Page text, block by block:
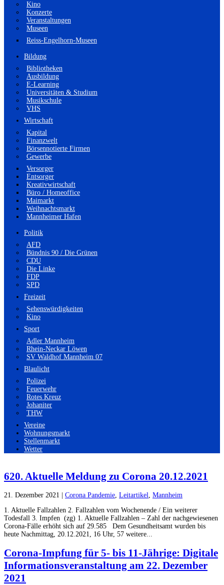
Kino
Konzerte
Veranstaltungen
Museen
Reiss-Engelhorn-Museen
Bildung
Bibliotheken
Ausbildung
E-Learning
Universitäten & Studium
Musikschule
VHS
Wirtschaft
Kapital
Finanzwelt
Börsennotierte Firmen
Gewerbe
Versorger
Entsorger
Kreativwirtschaft
Büro / Homeoffice
Maimarkt
Weihnachtsmarkt
Mannheimer Hafen
Politik
AFD
Bündnis 90 / Die Grünen
CDU
Die Linke
FDP
SPD
Freizeit
Sehenswürdigkeiten
Kino
Sport
Adler Mannheim
Rhein-Neckar Löwen
SV Waldhof Mannheim 07
Blaulicht
Polizei
Feuerwehr
Rotes Kreuz
Johaniter
THW
Vereine
Wohnungsmarkt
Stellenmarkt
Wetter
620. Aktuelle Meldung zu Corona 20.12.2021
21. Dezember 2021 Corona Pandemie Leitartikel
Mannheim
1. Aktuelle Fallzahlen 2. Fallzahlen vom Wochenende / Ein weiterer
Todesfall 3. Impfen (zg) 1. Aktuelle Fallzahlen – Zahl der nachgewiesenen
Corona-Fälle erhöht sich auf 29.585 Dem Gesundheitsamt wurden bis
heute Nachmittag, 20.12.2021, 16 Uhr, 57 weitere...
Corona-Impfung für 5- bis 11-Jährige: Digitale
Informationsveranstaltung am 22. Dezember
2021